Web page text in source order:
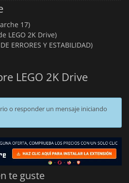
17)
LEGO 2K Drive)
ERRORES Y ESTABILIDAD)
LEGO 2K Drive
o responder un mensaje iniciando
te guste